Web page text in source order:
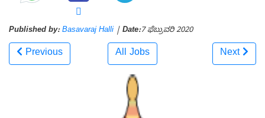
Published by: Basavaraj Halli | Date:7 ಫೆಬ್ರುವರಿ 2020
Previous All Jobs Next